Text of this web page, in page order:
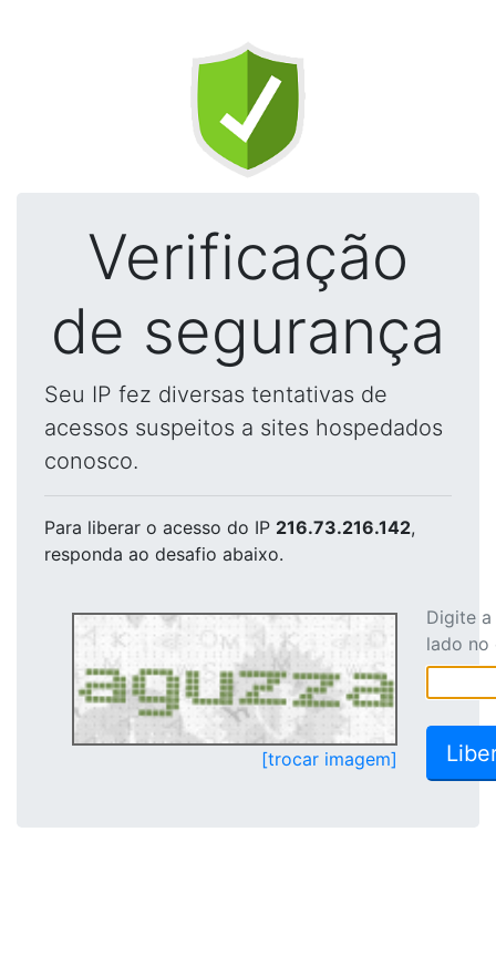
Verificação
de segurança
Seu IP fez diversas tentativas de
acessos suspeitos a sites hospedados
conosco.
Para liberar o acesso do IP 216.73.216.142,
responda ao desafio abaixo.
[trocar imagem]
Digite
lado no